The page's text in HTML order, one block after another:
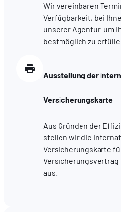
sociaux utilisés et vous
hébergé sur un site externe.
Wir vereinbaren
Verfügbarkeit, bei
unserer Agentur, um
bestmöglich zu
Ausstellung der
Versicherungskarte
Aus Gründen der
stellen wir die
Versicherungskarte
aus.